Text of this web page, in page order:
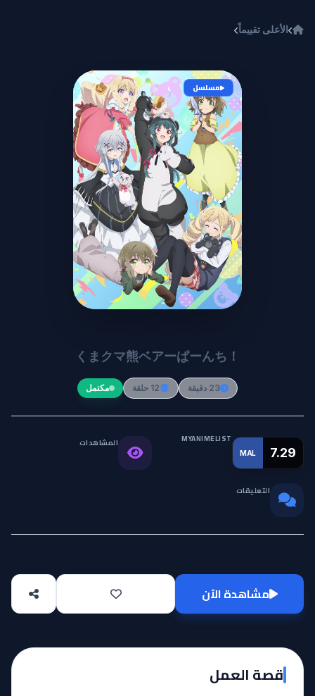
الأعلى تقييماً
مسلسل
Kuma Kuma Kuma Bear Punch!
くまクマ熊ベアーぱーんち！
23 دقيقة 12 حلقة مكتمل
MAL 7.29
MYANIMELIST المشاهدات
التعليقات
مشاهدة الآن
قصة العمل